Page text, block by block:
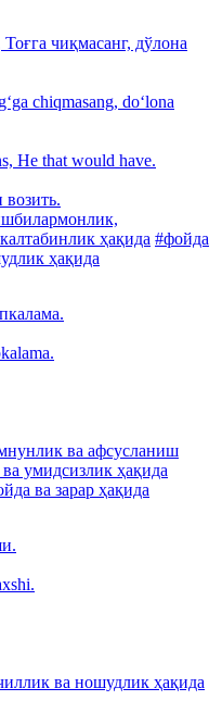
чиқмасанг, дўлона
chiqmasang, do‘lona
He that would have.
ҳақида #фойда
ҳақида
ва афсусланиш
умидсизлик ҳақида
ва зарар ҳақида
ва ношудлик ҳақида